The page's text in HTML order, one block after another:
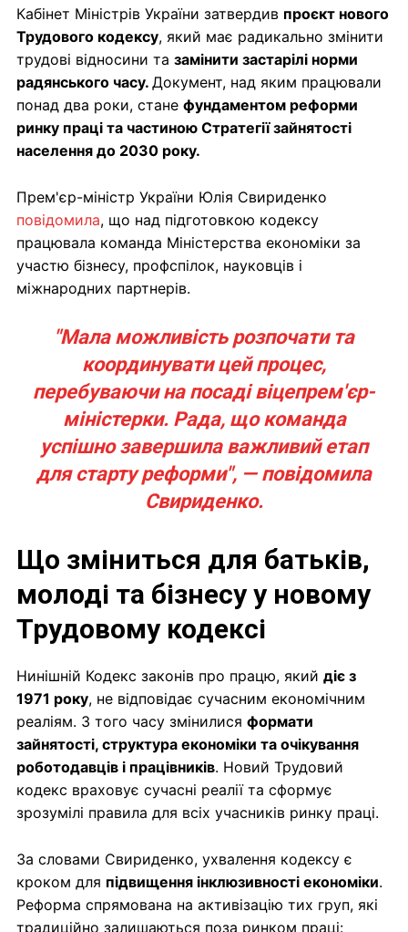
Кабінет Міністрів України затвердив проєкт нового
Трудового кодексу, який має радикально змінити
трудові відносини та замінити застарілі норми
радянського часу. Документ, над яким працювали
понад два роки, стане фундаментом реформи
ринку праці та частиною Стратегії зайнятості
населення до 2030 року.
Прем'єр-міністр України Юлія Свириденко
повідомила, що над підготовкою кодексу
працювала команда Міністерства економіки за
участю бізнесу, профспілок, науковців і
міжнародних партнерів.
"Мала можливість розпочати та
координувати цей процес,
перебуваючи на посаді віцепрем'єр-
міністерки. Рада, що команда
успішно завершила важливий етап
для старту реформи", — повідомила
Свириденко.
Що зміниться для батьків,
молоді та бізнесу у новому
Трудовому кодексі
Нинішній Кодекс законів про працю, який діє з
1971 року, не відповідає сучасним економічним
реаліям. З того часу змінилися формати
зайнятості, структура економіки та очікування
роботодавців і працівників. Новий Трудовий
кодекс враховує сучасні реалії та сформує
зрозумілі правила для всіх учасників ринку праці.
За словами Свириденко, ухвалення кодексу є
кроком для підвищення інклюзивності економіки.
Реформа спрямована на активізацію тих груп, які
традиційно залишаються поза ринком праці: